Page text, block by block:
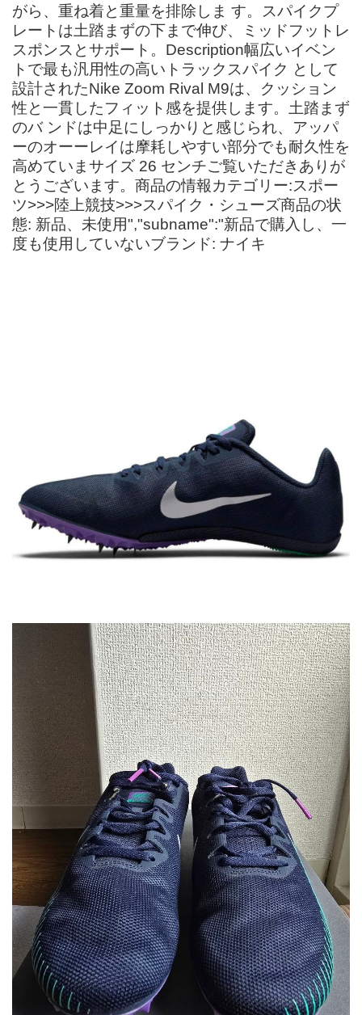
がら、重ね着と重量を排除しま す。スパイクプ
レートは土踏まずの下まで伸び、ミッドフットレ
スポンスとサポート。Description幅広いイベン
トで最も汎用性の高いトラックスパイク として
設計されたNike Zoom Rival M9は、クッション
性と一貫したフィット感を提供します。土踏まず
のバ ンドは中足にしっかりと感じられ、アッパ
ーのオーーレイは摩耗しやすい部分でも耐久性を
高めていまサイズ 26 センチご覧いただきありが
とうございます。商品の情報カテゴリー:スポー
ツ>>>陸上競技>>>スパイク・シューズ商品の状
態: 新品、未使用","subname":"新品で購入し、一
度も使用していないブランド: ナイキ